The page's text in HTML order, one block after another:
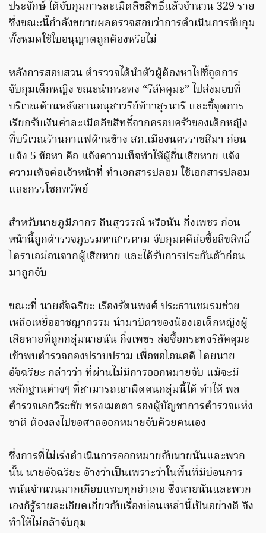
ประจักษ์ ได้จับกุมการละเมิดลิขสิทธิ์แล้วจำนวน 329 ราย
ซึ่งขณะนี้กำลังขยายผลตรวจสอบว่าการดำเนินการจับกุม
ทั้งหมดใช้ใบอนุญาตถูกต้องหรือไม่
หลังการสอบสวน ตำรววจได้นำตัวผู้ต้องหาไปชี้จุดการ
จับกุมเด็กหญิง ขณะนำกระทง “รีลัคคุมะ” ไปส่งมอบที่
บริเวณด้านหลังลานอนุสาวรีย์ท้าวสุรนารี และชี้จุดการ
เรียกรับเงินค่าละเมิดลิขสิทธิ์จากครอบครัวของเด็กหญิง
ที่บริเวณร้านกาแฟด้านข้าง สภ.เมืองนครราชสีมา ก่อน
แจ้ง 5 ข้อหา คือ แจ้งความเท็จทำให้ผู้อื่นเสียหาย แจ้ง
ความเท็จต่อเจ้าหน้าที่ ทำเอกสารปลอม ใช้เอกสารปลอม
และกรรโชกทรัพย์
สำหรับนายภูมิภากร ถินสุวรรณ์ หรือนัน กิ่งเพชร ก่อน
หน้านี้ถูกตำรวจภูธรมหาสารคาม จับกุมคดีล่อซื้อลิขสิทธิ์
โดราเอม่อนจากผู้เสียหาย และได้รับการประกันตัวก่อน
มาถูกจับ
ขณะที่ นายอัจฉริยะ เรืองรัตนพงศ์ ประธานชมรมช่วย
เหลือเหยื่ออาชญากรรม นำมาบิดาของน้องเอเด็กหญิงผู้
เสียหายที่ถูกกลุ่มนายนัน กิ่งเพชร ล่อซื้อกระทงริลัคคุมะ
เข้าพบตำรวจกองปราบปราม เพื่อขอโอนคดี โดยนาย
อัจฉริยะ กล่าวว่า ที่ผ่านไม่มีการออกหมายจับ แม้จะมี
หลักฐานต่างๆ ที่สามารถเอาผิดคนกลุ่มนี้ได้ ทำให้ พล
ตำรวจเอกวิระชัย ทรงเมตตา รองผู้บัญชาการตำรวจแห่ง
ชาติ ต้องลงไปขอศาลออกหมายจับด้วยตนเอง
ซึ่งการที่ไม่เร่งดำเนินการออกหมายจับนายนันและพวก
นั้น นายอัจฉริยะ อ้างว่าเป็นเพราะว่าในพื้นที่มีบ่อนการ
พนันจำนวนมากเกือบแทบทุกอำเภอ ซึ่งนายนันและพวก
เองก็รู้รายละเอียดเกี่ยวกับเรื่องบ่อนเหล่านี้เป็นอย่างดี จึง
ทำให้ไม่กล้าจับกุม